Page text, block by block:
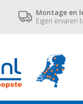
Montage en
Eigen ervaren